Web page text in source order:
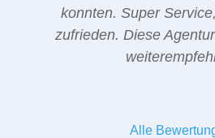
konnten. Super
zufrieden. Diese
Alle